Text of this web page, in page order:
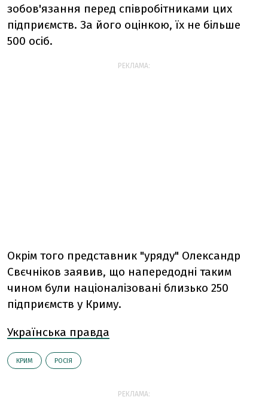
зобов'язання перед співробітниками цих
підприємств. За його оцінкою, їх не більше
500 осіб.
РЕКЛАМА:
Окрім того представник "уряду" Олександр
Свєчніков заявив, що напередодні таким
чином були націоналізовані близько 250
підприємств у Криму.
Українська правда
КРИМ РОСІЯ
РЕКЛАМА: